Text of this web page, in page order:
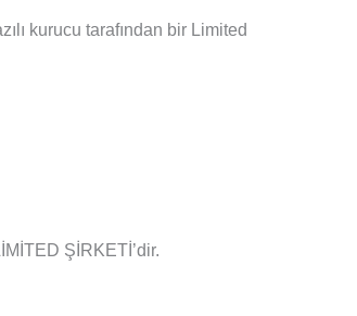
kurucu tarafından bir Limited
ŞİRKETİ’dir.